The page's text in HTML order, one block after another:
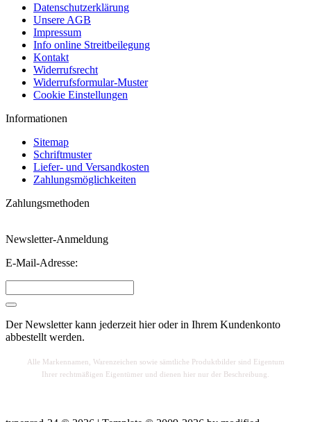
Datenschutzerklärung
Unsere AGB
Impressum
Info online Streitbeilegung
Kontakt
Widerrufsrecht
Widerrufsformular-Muster
Cookie Einstellungen
Informationen
Sitemap
Schriftmuster
Liefer- und Versandkosten
Zahlungsmöglichkeiten
Zahlungsmethoden
Newsletter-Anmeldung
E-Mail-Adresse:
Der Newsletter kann jederzeit hier oder in Ihrem Kundenkonto
abbestellt werden.
Alle Markennamen, Warenzeichen sowie sämtliche Produktbilder sind Eigentum
Ihrer rechtmäßigen Eigentümer und dienen hier nur der Beschreibung.